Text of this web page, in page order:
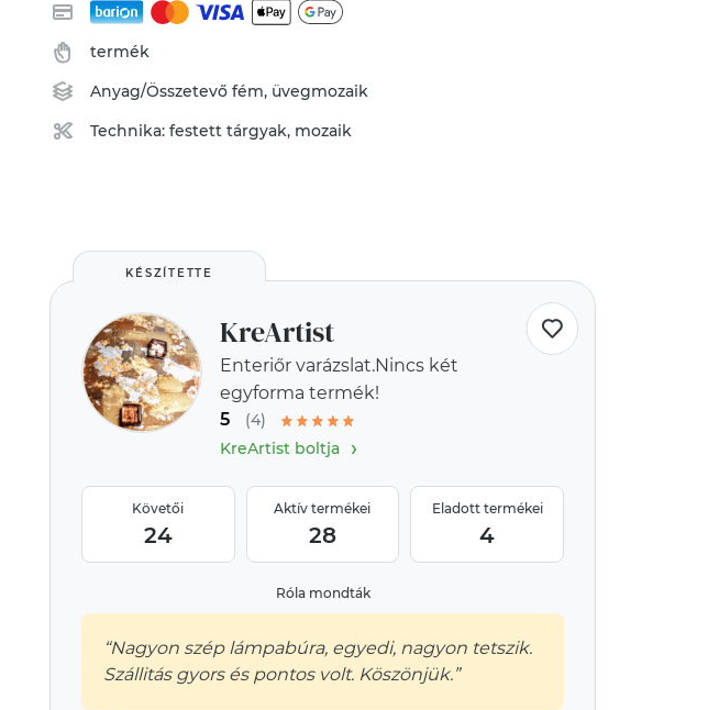
termék
Anyag/Összetevőfém, üvegmozaik
Technika:festett tárgyak, mozaik
KÉSZÍTETTE
KreArtist
Enteriőr varázslat.Nincs két
egyforma termék!
5
(4)
KreArtist boltja
›
Követői
24
Aktív termékei
28
Eladott termékei
4
Róla mondták
“Nagyon szép lámpabúra, egyedi, nagyon tetszik.
Szállitás gyors és pontos volt. Köszönjük.”